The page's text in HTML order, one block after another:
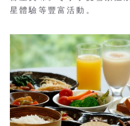
星體驗等豐富活動。